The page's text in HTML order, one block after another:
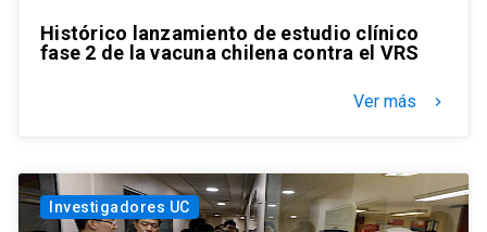
Histórico lanzamiento de estudio clínico
fase 2 de la vacuna chilena contra el VRS
Ver más keyboard_arrow_right
Investigadores UC